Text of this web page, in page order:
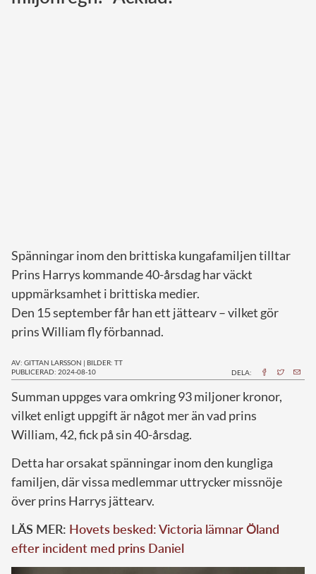
Monacos furstehus
Spänningar inom den brittiska kungafamiljen tilltar
Prins Harrys kommande 40-årsdag har väckt
uppmärksamhet i brittiska medier.
Den 15 september får han ett jättearv – vilket gör
prins William fly förbannad.
AV: GITTAN LARSSON | BILDER: TT
PUBLICERAD: 2024-08-10
DELA:
Summan uppges vara omkring 93 miljoner kronor,
vilket enligt uppgift är något mer än vad prins
William, 42, fick på sin 40-årsdag.
Detta har orsakat spänningar inom den kungliga
familjen, där vissa medlemmar uttrycker missnöje
över prins Harrys jättearv.
LÄS MER: Hovets besked: Victoria lämnar Öland
efter incident med prins Daniel